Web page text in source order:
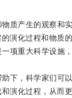
产生的观察和
演化过程和物质的
重大科学设施
，科学家们可以
演化过程，从而